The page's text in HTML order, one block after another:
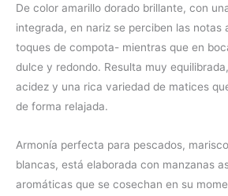
De color amarillo dorado brillante, con
integrada, en nariz se perciben las notas
toques de compota- mientras que en
dulce y redondo. Resulta muy
acidez y una rica variedad de matices
de forma relajada.
Armonía perfecta para pescados,
blancas, está elaborada con manzanas
aromáticas que se cosechan en su